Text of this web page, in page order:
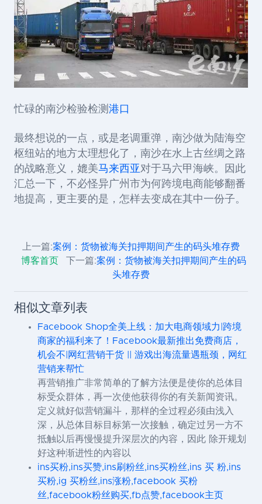
忙碌的南沙检验检测 港口
最终想说的一点，或是老调重弹，南沙做为陆海空
枢纽站的地方太理想化了，南沙在水上古丝绸之路
的战略意义，媲美马来西亚对于马六甲海峡。因此
汇总一下，不必怪异广州市为何跨境电商能够翻番
地提高，更主要的是，怎样去变成在其中一份子。
上一篇:案例：货物被海关扣押期间产生的码头堆存费
博客首页
下一篇:案例：货物被海关扣押期间产生的码
头堆存费
相似文章列表
Facebook Shop全美上线：加大电商领域力|跨境
商家的福利来了！Facebook最新推出免费商店，
机会不|网红营销干货 || 游戏出海流量遇瓶颈，网红
营销来帮忙
再营销推广非常简单的了解方法便是使你的总体目
标受众群体，再一次使他获得你的有关新闻资讯。
定义就好似营销漏斗，那样的全过程必须由浅入
深，从总体目标目标第一次接触，确定过另一方不
抵触以后再慢慢提升深层次的內容，因此 除开规划
好这种渐进性的內容以
ins买粉,ins买赞,ins刷粉丝,ins买粉丝,ins 买 粉,ins
买粉,ig 买粉丝,ins涨粉,facebook 买粉
丝,facebook粉丝购买,fb点赞,facebook主页